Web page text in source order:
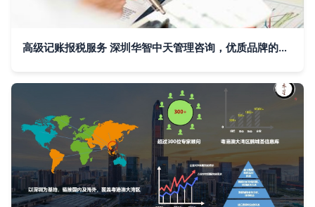
高级记账报税服务 深圳华智中天管理咨询，优质品牌的实惠之选